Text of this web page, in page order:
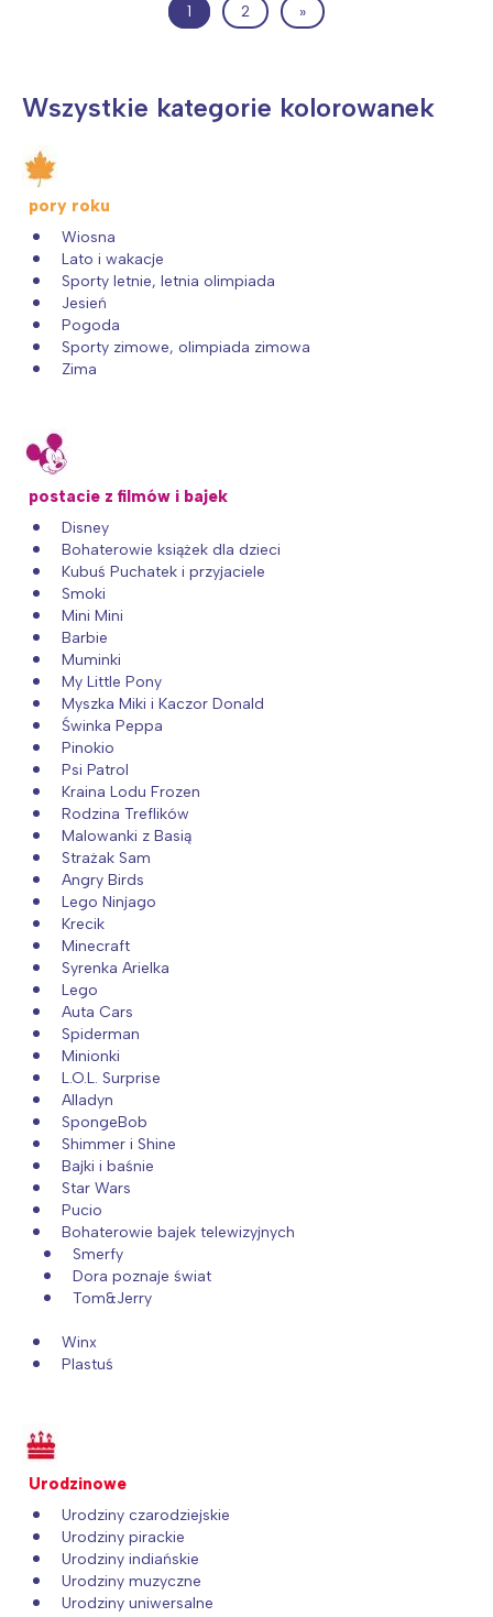
1 2 »
Wszystkie kategorie kolorowanek
pory roku
Wiosna
Lato i wakacje
Sporty letnie, letnia olimpiada
Jesień
Pogoda
Sporty zimowe, olimpiada zimowa
Zima
postacie z filmów i bajek
Disney
Bohaterowie książek dla dzieci
Kubuś Puchatek i przyjaciele
Smoki
Mini Mini
Barbie
Muminki
My Little Pony
Myszka Miki i Kaczor Donald
Świnka Peppa
Pinokio
Psi Patrol
Kraina Lodu Frozen
Rodzina Treflików
Malowanki z Basią
Strażak Sam
Angry Birds
Lego Ninjago
Krecik
Minecraft
Syrenka Arielka
Lego
Auta Cars
Spiderman
Minionki
L.O.L. Surprise
Alladyn
SpongeBob
Shimmer i Shine
Bajki i baśnie
Star Wars
Pucio
Bohaterowie bajek telewizyjnych
Smerfy
Dora poznaje świat
Tom&Jerry
Winx
Plastuś
Urodzinowe
Urodziny czarodziejskie
Urodziny pirackie
Urodziny indiańskie
Urodziny muzyczne
Urodziny uniwersalne
Warszawa
Łódź
Trójmiasto
Poznań